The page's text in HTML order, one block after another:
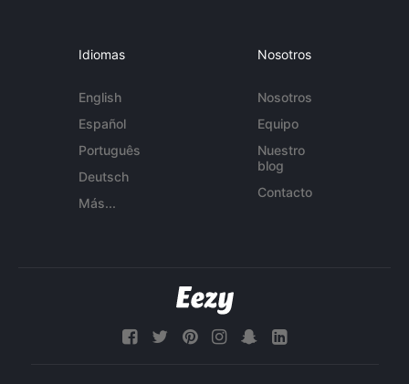
Idiomas
English
Español
Português
Deutsch
Más...
Nosotros
Nosotros
Equipo
Nuestro
blog
Contacto